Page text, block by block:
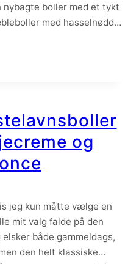
nybagte boller med et tykt
med hasselnødder
og
jeg kun måtte vælge en
mit valg falde på den
både gammeldags,
den helt klassiske